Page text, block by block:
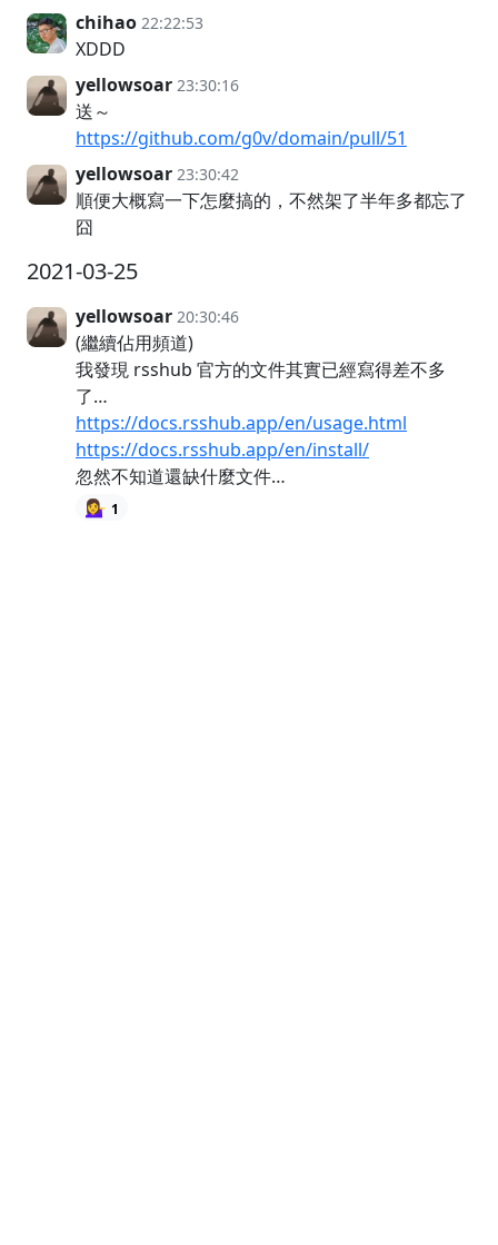
chihao 22:22:53
XDDD
yellowsoar 23:30:16
送～
https://github.com/g0v/domain/pull/51
yellowsoar 23:30:42
順便大概寫一下怎麼搞的，不然架了半年多都忘了
囧
2021-03-25
yellowsoar 20:30:46
(繼續佔用頻道)
我發現 rsshub 官方的文件其實已經寫得差不多
了…
https://docs.rsshub.app/en/usage.html
https://docs.rsshub.app/en/install/
忽然不知道還缺什麼文件…
💁‍♀️ 1